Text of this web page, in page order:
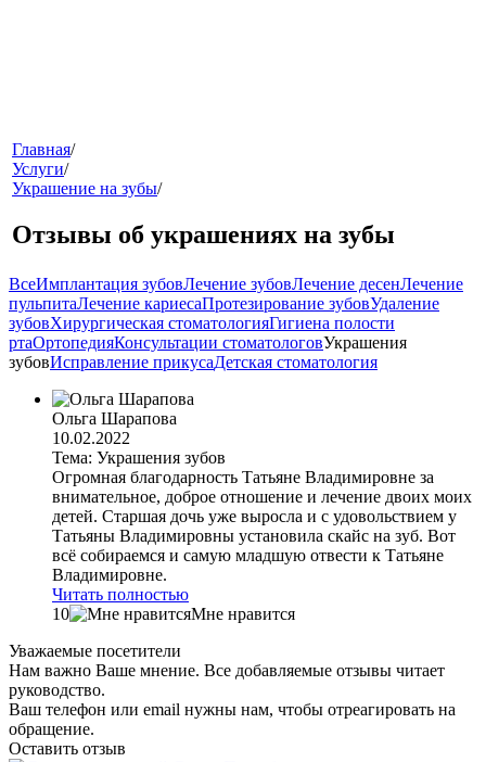
меню
звонок
клиники
Главная/
Услуги/
Украшение на зубы/
Отзывы об украшениях на зубы
ВсеИмплантация зубовЛечение зубовЛечение десенЛечение
пульпитаЛечение кариесаПротезирование зубовУдаление
зубовХирургическая стоматологияГигиена полости
ртаОртопедияКонсультации стоматологовУкрашения
зубовИсправление прикусаДетская стоматология
Ольга Шарапова
10.02.2022
Тема: Украшения зубов
Огромная благодарность Татьяне Владимировне за
внимательное, доброе отношение и лечение двоих моих
детей. Старшая дочь уже выросла и с удовольствием у
Татьяны Владимировны установила скайс на зуб. Вот
всё собираемся и самую младшую отвести к Татьяне
Владимировне.
Читать полностью
10
Мне нравится
Уважаемые посетители
Нам важно Ваше мнение. Все добавляемые отзывы читает
руководство.
Ваш телефон или email нужны нам, чтобы отреагировать на
обращение.
Оставить отзыв